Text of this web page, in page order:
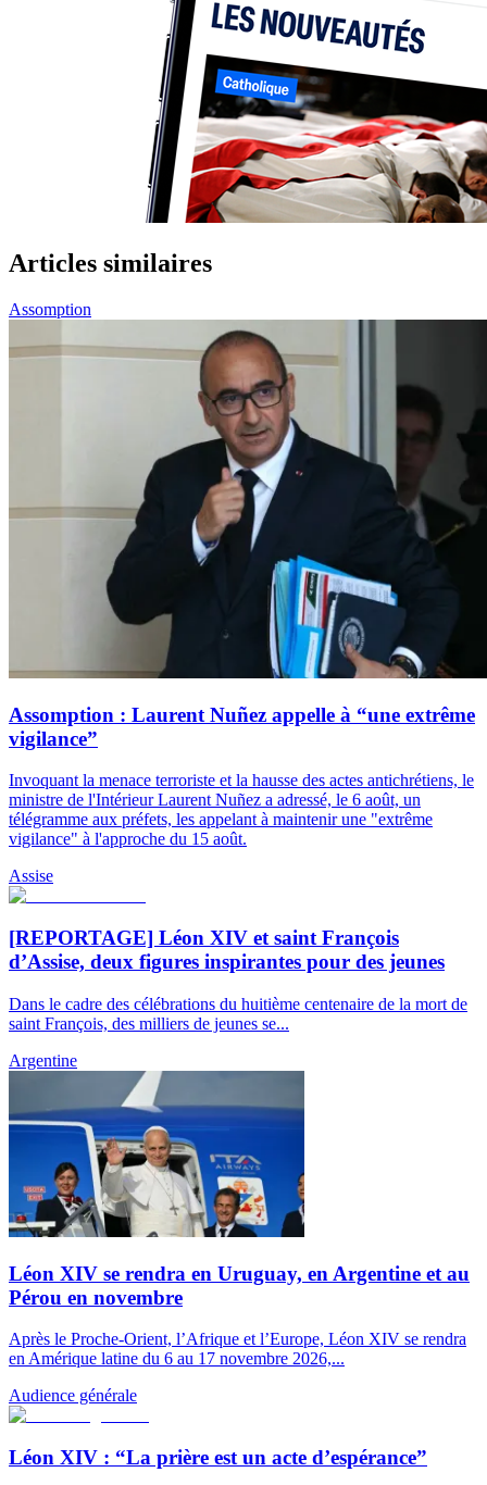
Articles similaires
Assomption
Assomption : Laurent Nuñez appelle à “une extrême
vigilance”
Invoquant la menace terroriste et la hausse des actes antichrétiens, le
ministre de l'Intérieur Laurent Nuñez a adressé, le 6 août, un
télégramme aux préfets, les appelant à maintenir une "extrême
vigilance" à l'approche du 15 août.
Assise
[REPORTAGE] Léon XIV et saint François
d’Assise, deux figures inspirantes pour des jeunes
Dans le cadre des célébrations du huitième centenaire de la mort de
saint François, des milliers de jeunes se...
Argentine
Léon XIV se rendra en Uruguay, en Argentine et au
Pérou en novembre
Après le Proche-Orient, l’Afrique et l’Europe, Léon XIV se rendra
en Amérique latine du 6 au 17 novembre 2026,...
Audience générale
Léon XIV : “La prière est un acte d’espérance”